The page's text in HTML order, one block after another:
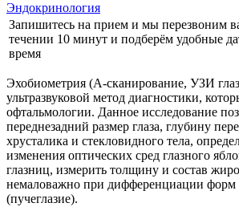
Эндокринология
Запишитесь на прием и мы перезвоним
течении 10 минут и подберём удобные
время
Эхобиометрия (А-сканирование, УЗИ
ультразвуковой метод диагностики,
офтальмологии. Данное исследование
переднезадний размер глаза, глубину
хрусталика и стекловидного тела,
изменения оптических сред глазного
глазниц, измерить толщину и состав
немаловажно при дифференциации форм
(пучеглазие).